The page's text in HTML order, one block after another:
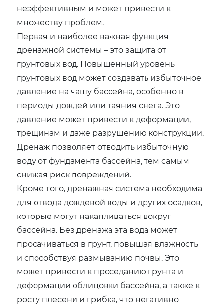
неэффективным и может привести к
множеству проблем.
Первая и наиболее важная функция
дренажной системы – это защита от
грунтовых вод. Повышенный уровень
грунтовых вод может создавать избыточное
давление на чашу бассейна, особенно в
периоды дождей или таяния снега. Это
давление может привести к деформации,
трещинам и даже разрушению конструкции.
Дренаж позволяет отводить избыточную
воду от фундамента бассейна, тем самым
снижая риск повреждений.
Кроме того, дренажная система необходима
для отвода дождевой воды и других осадков,
которые могут накапливаться вокруг
бассейна. Без дренажа эта вода может
просачиваться в грунт, повышая влажность
и способствуя размыванию почвы. Это
может привести к проседанию грунта и
деформации облицовки бассейна, а также к
росту плесени и грибка, что негативно